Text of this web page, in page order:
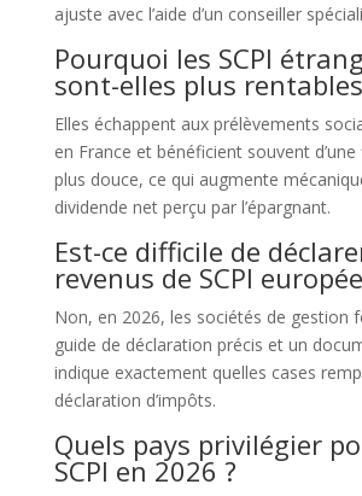
ajuste avec l’aide d’un conseiller
Pourquoi les SCPI
sont-elles plus
Elles échappent aux prélèvements
en France et bénéficient souvent
plus douce, ce qui augmente
dividende net perçu par l’épargnant.
Est-ce difficile de
revenus de SCPI
Non, en 2026, les sociétés de gestion
guide de déclaration précis et un
indique exactement quelles cases
déclaration d’impôts.
Quels pays privilégier
SCPI en 2026 ?